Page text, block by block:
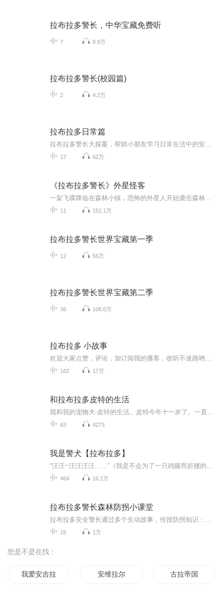
拉布拉多警长，中华宝藏免费听
7 8.9万
拉布拉多警长(校园篇)
2 4.2万
拉布拉多日常篇
17 62万
《拉布拉多警长》外星怪客
11 152.1万
拉布拉多警长世界宝藏第一季
12 56万
拉布拉多警长世界宝藏第二季
36 108.6万
拉布拉多 小故事
162 17万
和拉布拉多皮特的生活
63 4273
我是警犬【拉布拉多】
464 16.1万
拉布拉多警长森林防拐小课堂
15 1万
您是不是在找：
我爱安吉拉 安维拉尔 古拉帝国